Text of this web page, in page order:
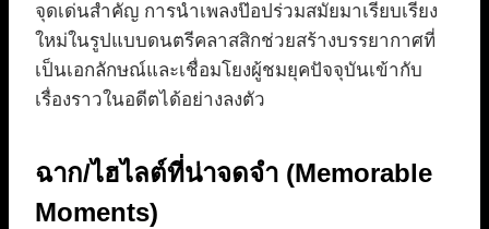
จุดเด่นสำคัญ การนำเพลงป๊อปร่วมสมัยมาเรียบเรียง
ใหม่ในรูปแบบดนตรีคลาสสิกช่วยสร้างบรรยากาศที่
เป็นเอกลักษณ์และเชื่อมโยงผู้ชมยุคปัจจุบันเข้ากับ
เรื่องราวในอดีตได้อย่างลงตัว
ฉาก/ไฮไลต์ที่น่าจดจำ (Memorable
Moments)